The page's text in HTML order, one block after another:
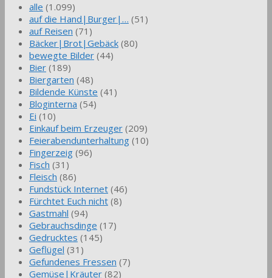
alle (1.099)
auf die Hand|Burger|… (51)
auf Reisen (71)
Bäcker|Brot|Gebäck (80)
bewegte Bilder (44)
Bier (189)
Biergarten (48)
Bildende Künste (41)
Bloginterna (54)
Ei (10)
Einkauf beim Erzeuger (209)
Feierabendunterhaltung (10)
Fingerzeig (96)
Fisch (31)
Fleisch (86)
Fundstück Internet (46)
Fürchtet Euch nicht (8)
Gastmahl (94)
Gebrauchsdinge (17)
Gedrucktes (145)
Geflügel (31)
Gefundenes Fressen (7)
Gemüse|Kräuter (82)